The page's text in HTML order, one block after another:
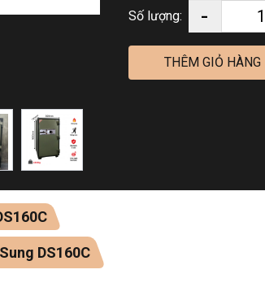
Số lượng: -
THÊM GIỎ HÀNG
DS160C